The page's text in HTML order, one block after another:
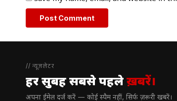
// न्यूज़लेटर
हर सुबह सबसे पहलेख़बरें।
अपना ईमेल दर्ज करें — कोई स्पैम नहीं, सिर्फ ज़रूरी खबरें।